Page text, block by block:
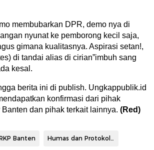
membubarkan DPR, demo nya di
nyunat ke pemborong kecil saja,
gimana kualitasnya. Aspirasi setan!,
di tandai alias di cirian”imbuh sang
kesal.
berita ini di publish. Ungkappublik.id
konfirmasi dari pihak
dan pihak terkait lainnya. (Red)
Banten Humas dan Protokoler Pemkab Lebak